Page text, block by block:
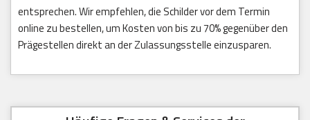
entsprechen. Wir empfehlen, die Schilder vor dem Termin
online zu bestellen, um Kosten von bis zu 70% gegenüber den
Prägestellen direkt an der Zulassungsstelle einzusparen.